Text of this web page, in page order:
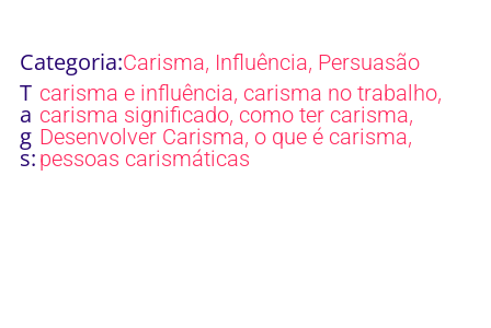
Categoria:Carisma, Influência, Persuasão
T
a
g
s:
carisma e influência, carisma no trabalho,
carisma significado, como ter carisma,
Desenvolver Carisma, o que é carisma,
pessoas carismáticas